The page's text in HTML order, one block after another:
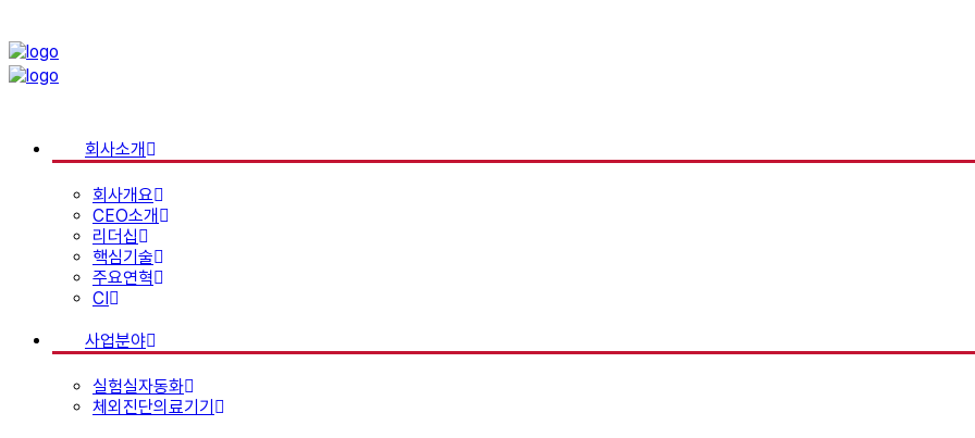
회사소개
회사개요
CEO소개
리더십
핵심기술
주요연혁
CI
사업분야
실험실자동화
체외진단의료기기